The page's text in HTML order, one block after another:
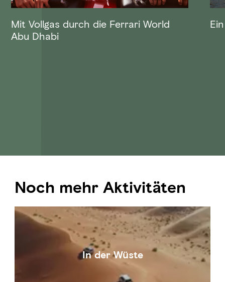
Mit Vollgas durch die Ferrari World
Abu Dhabi
Noch mehr Aktivitäten
In der Wüste